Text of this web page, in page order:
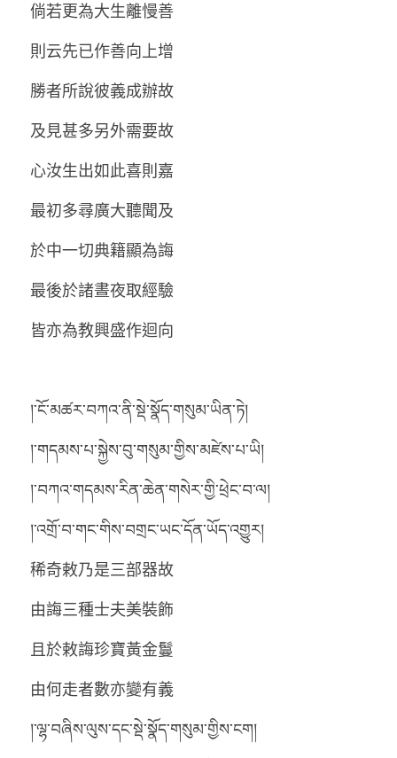
倘若更為大生離慢善
則云先已作善向上增
勝者所說彼義成辦故
及見甚多另外需要故
心汝生出如此喜則嘉
最初多尋廣大聽聞及
於中一切典籍顯為誨
最後於諸晝夜取經驗
皆亦為教興盛作迴向
།་ངོ་མཚར་བཀའ་ནི་སྡེ་སྣོད་གསུམ་ཡིན་ཏེ།
།་གདམས་པ་སྐྱེས་བུ་གསུམ་གྱིས་མཛེས་པ་ཡི།
།་བཀའ་གདམས་རིན་ཆེན་གསེར་གྱི་ཕྲེང་བ་ལ།
།་འགྲོ་བ་གང་གིས་བགྲང་ཡང་དོན་ཡོད་འགྱུར།
稀奇敕乃是三部器故
由誨三種士夫美裝飾
且於敕誨珍寶黃金鬘
由何走者數亦變有義
།་ལྷ་བཞིས་ལུས་དང་སྡེ་སྣོད་གསུམ་གྱིས་ངག།